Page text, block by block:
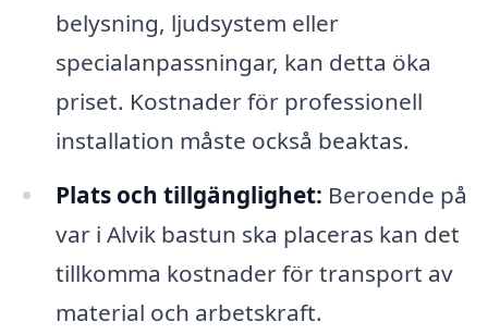
belysning, ljudsystem eller
specialanpassningar, kan detta öka
priset. Kostnader för professionell
installation måste också beaktas.
Plats och tillgänglighet: Beroende på
var i Alvik bastun ska placeras kan det
tillkomma kostnader för transport av
material och arbetskraft.